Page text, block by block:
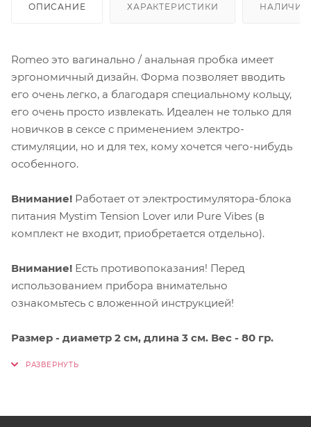
ОПИСАНИЕ ХАРАКТЕРИСТИКИ НАЛИЧИЕ
Romeo это вагинально / анальная пробка имеет
эргономичный дизайн. Форма позволяет вводить
его очень легко, а благодаря специальному кольцу,
его очень просто извлекать. Идеален не только для
новичков в сексе с применением электро-
стимуляции, но и для тех, кому хочется чего-нибудь
особенного.
Внимание! Работает от электростимулятора-блока
питания Mystim Tension Lover или Pure Vibes (в
комплект не входит, приобретается отдельно).
Внимание! Есть противопоказания! Перед
использованием прибора внимательно
ознакомьтесь с вложенной инструкцией!
Размер - диаметр 2 см, длина 3 см. Вес - 80 гр.